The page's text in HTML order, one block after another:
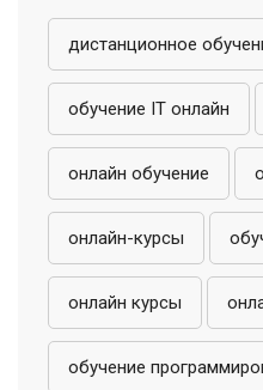
дистанционное
обучение IT онлайн
онлайн обучение
онлайн-курсы
онлайн курсы
обучение